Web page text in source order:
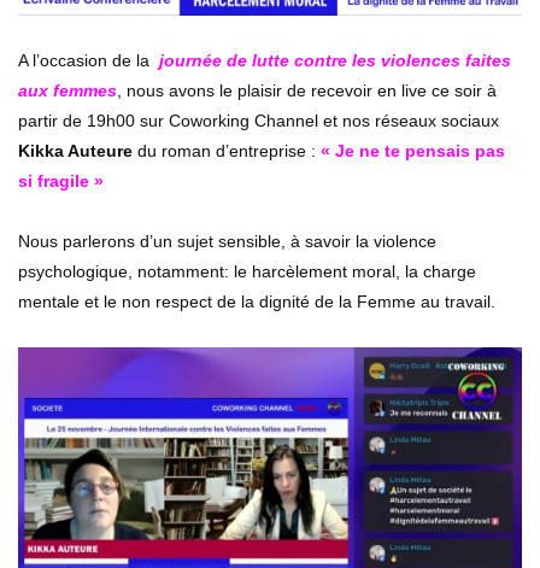
68.8K
145
A l’occasion de la journée de lutte contre les violences faites
aux femmes, nous avons le plaisir de recevoir en live ce soir à
partir de 19h00 sur Coworking Channel et nos réseaux sociaux
Kikka Auteure du roman d’entreprise : « Je ne te pensais pas
si fragile »
Nous parlerons d’un sujet sensible, à savoir la violence
psychologique, notamment: le harcèlement moral, la charge
mentale et le non respect de la dignité de la Femme au travail.